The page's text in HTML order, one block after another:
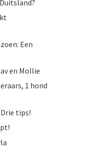
Een
en Mollie
1 hond
tips!